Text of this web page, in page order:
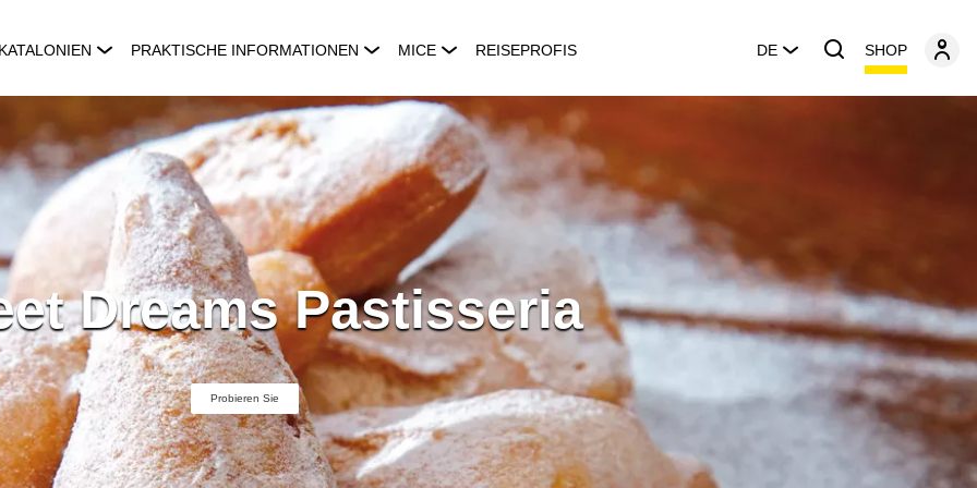
PRAKTISCHE INFORMATIONEN MICE REISEPROFIS DE SHOP
Dreams Pastisseria
Probieren Sie